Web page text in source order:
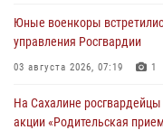
Юные военкоры
управления Росгвардии
03 августа 2026, 07:19 1
На Сахалине росгвардейцы
акции «Родительская